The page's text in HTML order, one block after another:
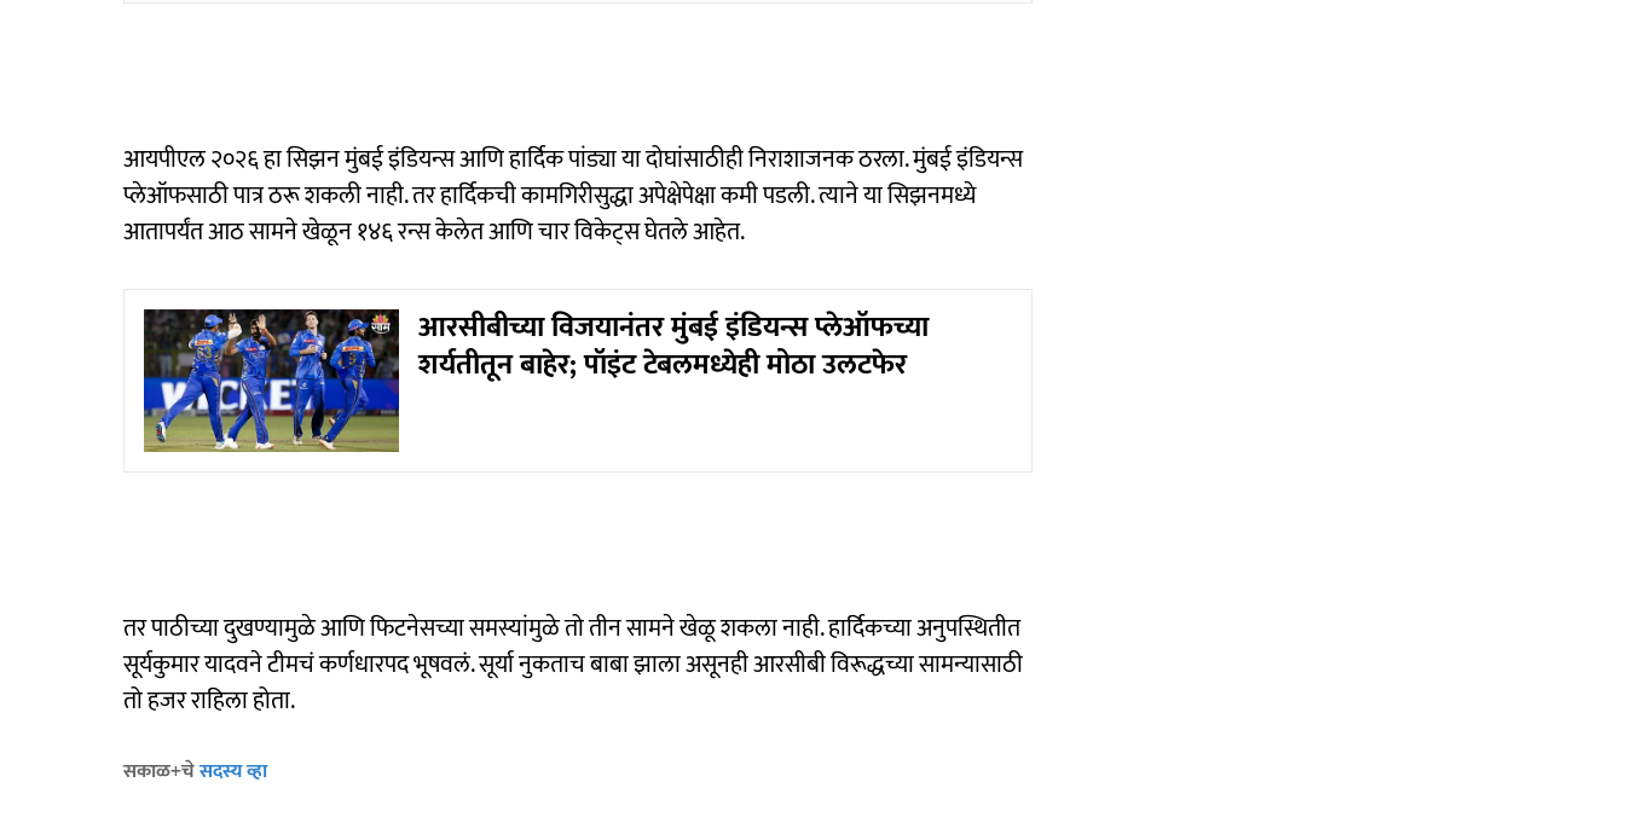
आयपीएल २०२६ हा सिझन मुंबई इंडियन्स आणि हार्दिक पांड्या या दोघांसाठीही निराशाजनक ठरला. मुंबई इंडियन्स
प्लेऑफसाठी पात्र ठरू शकली नाही. तर हार्दिकची कामगिरीसुद्धा अपेक्षेपेक्षा कमी पडली. त्याने या सिझनमध्ये
आतापर्यंत आठ सामने खेळून १४६ रन्स केलेत आणि चार विकेट्स घेतले आहेत.
आरसीबीच्या विजयानंतर मुंबई इंडियन्स प्लेऑफच्या
शर्यतीतून बाहेर; पॉइंट टेबलमध्येही मोठा उलटफेर
तर पाठीच्या दुखण्यामुळे आणि फिटनेसच्या समस्यांमुळे तो तीन सामने खेळू शकला नाही. हार्दिकच्या अनुपस्थितीत
सूर्यकुमार यादवने टीमचं कर्णधारपद भूषवलं. सूर्या नुकताच बाबा झाला असूनही आरसीबी विरूद्धच्या सामन्यासाठी
तो हजर राहिला होता.
सकाळ+चेसदस्य व्हा